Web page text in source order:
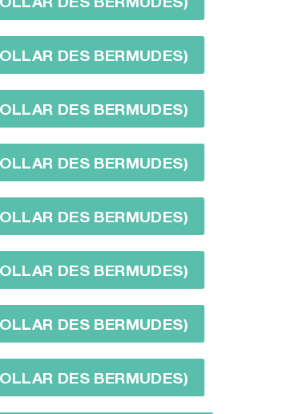
DES BERMUDES)
DES BERMUDES)
DES BERMUDES)
DES BERMUDES)
DES BERMUDES)
DES BERMUDES)
DES BERMUDES)